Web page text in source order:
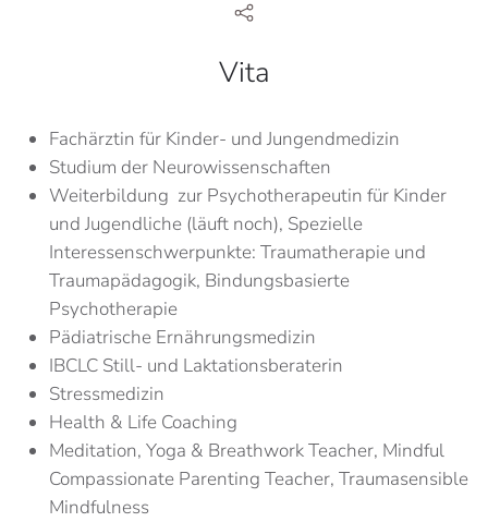
Vita
Fachärztin für Kinder- und Jungendmedizin
Studium der Neurowissenschaften
Weiterbildung zur Psychotherapeutin für Kinder
und Jugendliche (läuft noch), Spezielle
Interessenschwerpunkte: Traumatherapie und
Traumapädagogik, Bindungsbasierte
Psychotherapie
Pädiatrische Ernährungsmedizin
IBCLC Still- und Laktationsberaterin
Stressmedizin
Health & Life Coaching
Meditation, Yoga & Breathwork Teacher, Mindful
Compassionate Parenting Teacher, Traumasensible
Mindfulness